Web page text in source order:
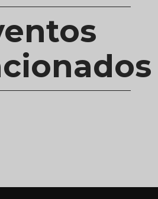
y Producción de
Geográfico Local